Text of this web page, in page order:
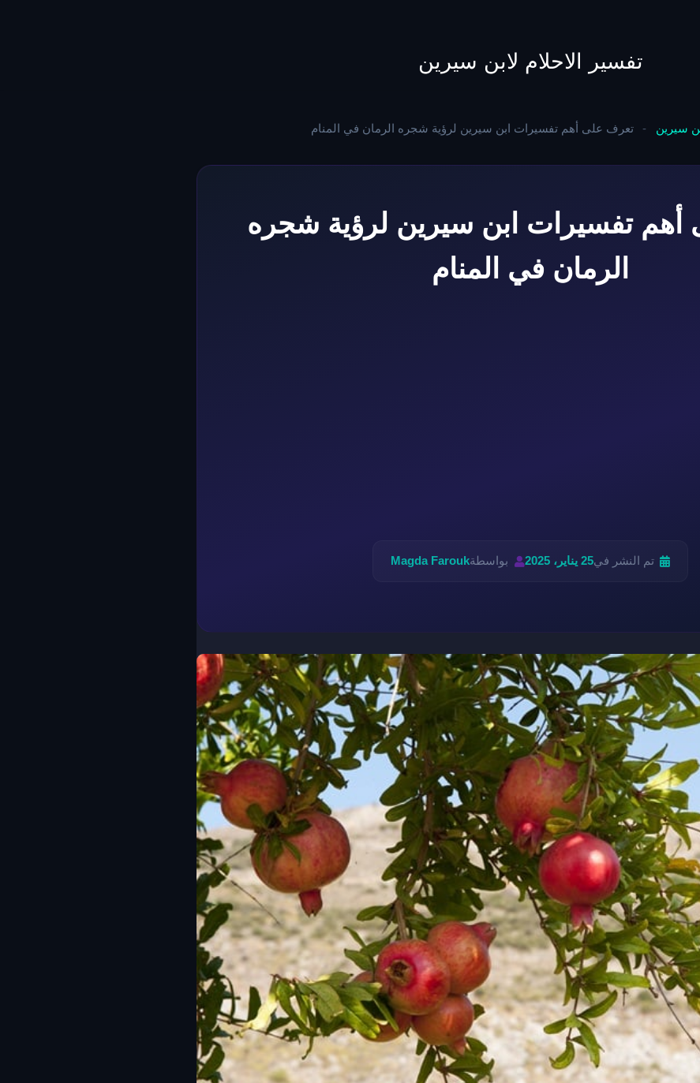
تفسير الاحلام لابن سيرين
سيرين - تعرف على أهم تفسيرات ابن سيرين لرؤية شجره الرمان في المنام
تفسيرات ابن سيرين لرؤية شجره
الرمان في المنام
تم النشر في25 يناير، 2025 بواسطةMagda Farouk